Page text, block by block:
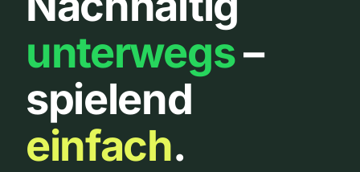
Über uns
Urbanlist
unterwegs–
spielend
einfach.